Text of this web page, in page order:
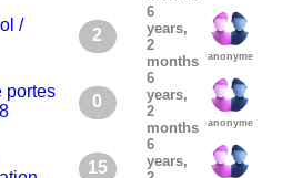
/
2
6
years,
2
months
anonyme
portes
0
6
years,
2
months
anonyme
15
6
years,